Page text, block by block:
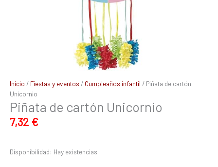
Inicio / Fiestas y eventos / Cumpleaños infantil / Piñata de cartón
Unicornio
Piñata de cartón Unicornio
7,32 €
Disponibilidad: Hay existencias